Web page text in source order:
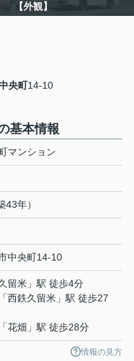
【外観】
央町14-10
基本情報
マンション
43年）
中央町14-10
留米 」駅 徒歩4分
「西鉄久留米 」駅 徒歩27
「花畑 」駅 徒歩28分
情報の見方